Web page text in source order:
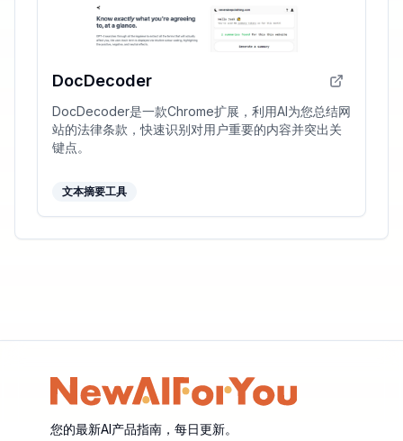
DocDecoder
DocDecoder是一款Chrome扩展，利用AI为您总结网
站的法律条款，快速识别对用户重要的内容并突出关
键点。
文本摘要工具
您的最新AI产品指南，每日更新。